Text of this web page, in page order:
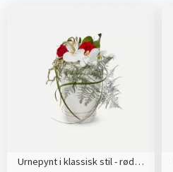
Urnepynt i klassisk stil - rød og hvid